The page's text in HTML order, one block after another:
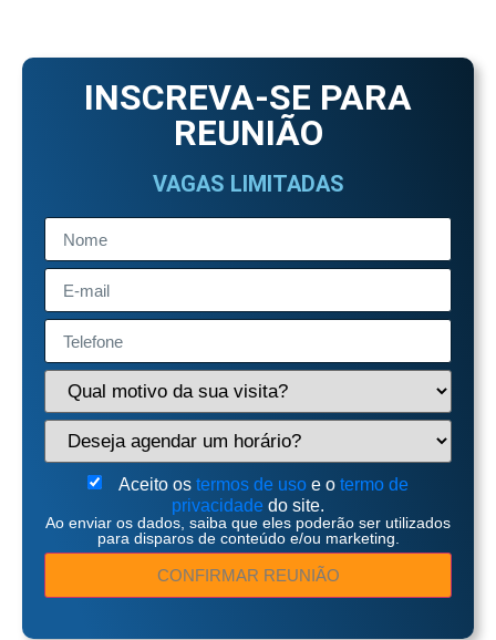
INSCREVA-SE PARA
REUNIÃO
VAGAS LIMITADAS
Aceito os termos de uso e o termo de
privacidade do site.
Ao enviar os dados, saiba que eles poderão ser utilizados
para disparos de conteúdo e/ou marketing.
CONFIRMAR REUNIÃO